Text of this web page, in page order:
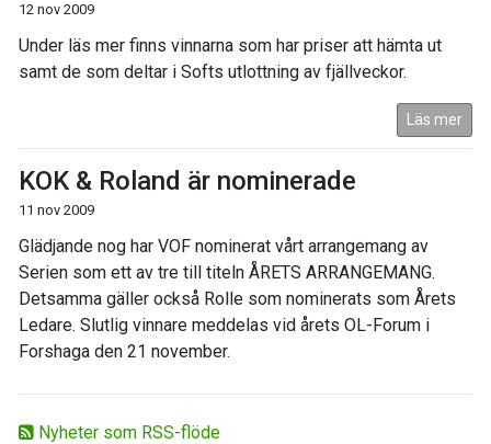
Nyheter som RSS-flöde
12 nov 2009
Under läs mer finns vinnarna som har priser att hämta ut
samt de som deltar i Softs utlottning av fjällveckor.
Läs mer
KOK & Roland är nominerade
11 nov 2009
Glädjande nog har VOF nominerat vårt arrangemang av
Serien som ett av tre till titeln ÅRETS ARRANGEMANG.
Detsamma gäller också Rolle som nominerats som Årets
Ledare. Slutlig vinnare meddelas vid årets OL-Forum i
Forshaga den 21 november.